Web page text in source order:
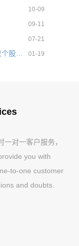
10-09
09-11
07-21
01-19
对一客户服务，
you with
to-one customer
and doubts.